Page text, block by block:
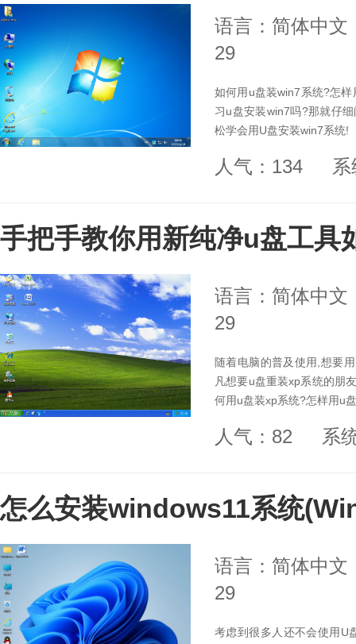
语言：简体中文
29
如何用u盘装win7系统?怎
习u盘安装win7吗?那就仔
松学会用U盘安装win7系统!
人气：134
手把手教你用新纯净u盘工具
语言：简体中文
29
随着电脑的普及使用,想要
凡想要u盘重装xp系统的朋
何用u盘装xp系统?怎样用u
人气：82 系
怎么安装windows11系统
语言：简体中文
29
考虑到很多人还不会使用U